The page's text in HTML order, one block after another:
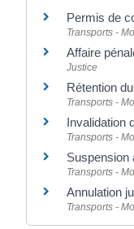
Permis de
Transports -
Affaire
Justice
Rétention
Transports -
Invalidation
Transports -
Suspension
Transports -
Annulation
Transports -